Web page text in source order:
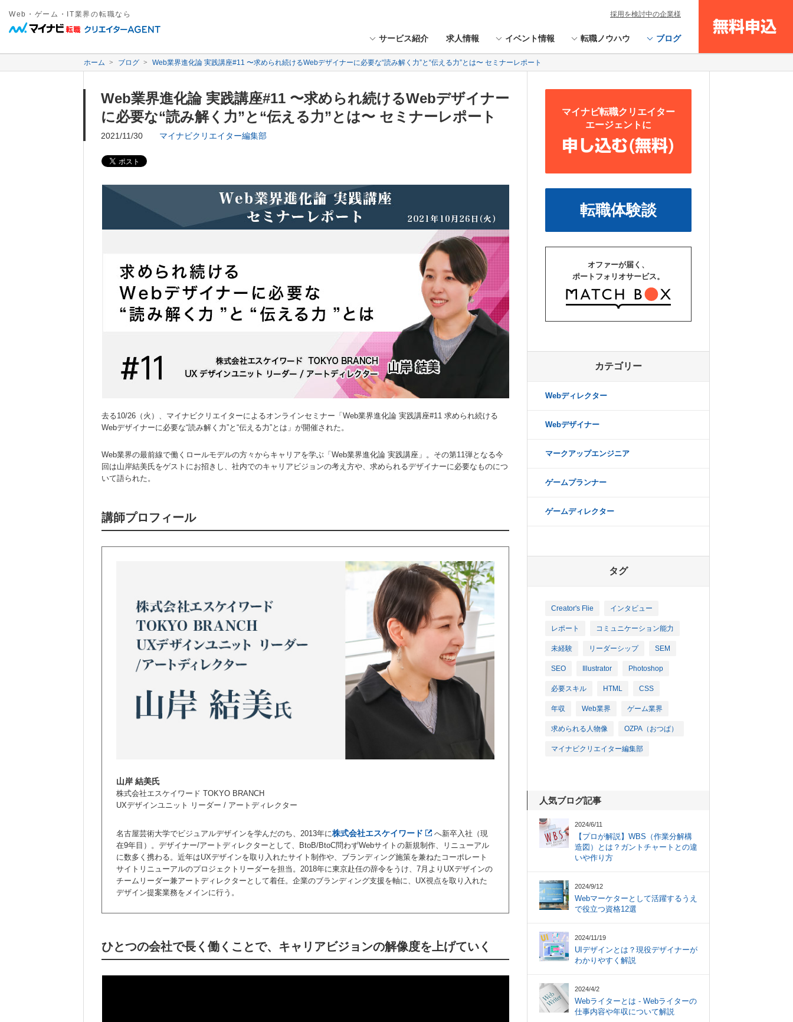
Web・ゲーム・IT業界の転職なら
サービス紹介 求人情報 イベント情報 転職ノウハウ ブログ
無料申込
採用を検討中の企業様
ホーム ブログ Web業界進化論 実践講座#11 〜求められ続けるWebデザイナーに必要な“読み解く力”と“伝える力”とは〜 セミナーレポート
Web業界進化論 実践講座#11 〜求められ続けるWebデザイナー
に必要な“読み解く力”と“伝える力”とは〜 セミナーレポート
2021/11/30 マイナビクリエイター編集部
去る10/26（火）、マイナビクリエイターによるオンラインセミナー「Web業界進化論 実践講座#11 求められ続ける
Webデザイナーに必要な“読み解く力”と“伝える力”とは」が開催された。
Web業界の最前線で働くロールモデルの方々からキャリアを学ぶ「Web業界進化論 実践講座」。その第11弾となる今
回は山岸結美氏をゲストにお招きし、社内でのキャリアビジョンの考え方や、求められるデザイナーに必要なものにつ
いて語られた。
講師プロフィール
山岸 結美氏
株式会社エスケイワード TOKYO BRANCH
UXデザインユニット リーダー / アートディレクター
名古屋芸術大学でビジュアルデザインを学んだのち、2013年に株式会社エスケイワード
へ新卒入社（現
在9年目）。デザイナー/アートディレクターとして、BtoB/BtoC問わずWebサイトの新規制作、リニューアル
に数多く携わる。近年はUXデザインを取り入れたサイト制作や、ブランディング施策を兼ねたコーポレート
サイトリニューアルのプロジェクトリーダーを担当。2018年に東京赴任の辞令をうけ、7月よりUXデザインの
チームリーダー兼アートディレクターとして着任。企業のブランディング支援を軸に、UX視点を取り入れた
デザイン提案業務をメインに行う。
ひとつの会社で長く働くことで、キャリアビジョンの解像度を上げていく
マイナビ転職クリエイター
エージェントに
申し込む(無料)
転職体験談
オファーが届く、
ポートフォリオサービス。
カテゴリー
Webディレクター
Webデザイナー
マークアップエンジニア
ゲームプランナー
ゲームディレクター
タグ
Creator's Flie インタビュー
レポート コミュニケーション能力
未経験 リーダーシップ SEM
SEO Illustrator Photoshop
必要スキル HTML CSS
年収 Web業界 ゲーム業界
求められる人物像 OZPA（おつぱ）
マイナビクリエイター編集部
人気ブログ記事
2024/6/11
【プロが解説】WBS（作業分解構
造図）とは？ガントチャートとの違
いや作り方
2024/9/12
Webマーケターとして活躍するうえ
で役立つ資格12選
2024/11/19
UIデザインとは？現役デザイナーが
わかりやすく解説
2024/4/2
Webライターとは - Webライターの
仕事内容や年収について解説